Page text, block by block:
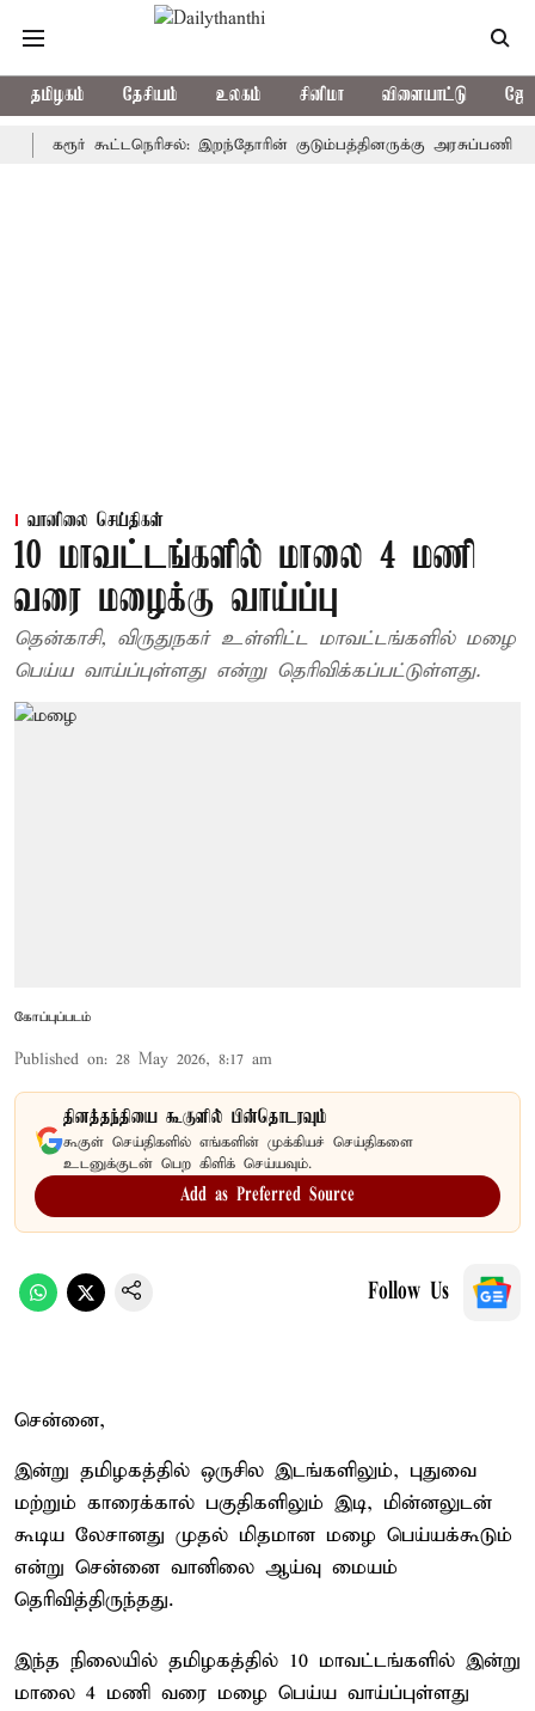
தமிழகம் தேசியம் உலகம் சினிமா விளையாட்டு
கரூர் கூட்டநெரிசல்: இறந்தோரின் குடும்பத்தினருக்கு அரசுப்பணி
வானிலை செய்திகள்
10 மாவட்டங்களில் மாலை 4 மணி
வரை மழைக்கு வாய்ப்பு
தென்காசி, விருதுநகர் உள்ளிட்ட மாவட்டங்களில் மழை
பெய்ய வாய்ப்புள்ளது என்று தெரிவிக்கப்பட்டுள்ளது.
கோப்புப்படம்
Published on: 28 May 2026, 8:17 am
தினத்தந்தியை கூகுளில் பின்தொடரவும்
கூகுள் செய்திகளில் எங்களின் முக்கியச் செய்திகளை
உடனுக்குடன் பெற கிளிக் செய்யவும்.
Add as Preferred Source
Follow Us
சென்னை,
இன்று தமிழகத்தில் ஒருசில இடங்களிலும், புதுவை
மற்றும் காரைக்கால் பகுதிகளிலும் இடி, மின்னலுடன்
கூடிய லேசானது முதல் மிதமான மழை பெய்யக்கூடும்
என்று சென்னை வானிலை ஆய்வு மையம்
தெரிவித்திருந்தது.
இந்த நிலையில் தமிழகத்தில் 10 மாவட்டங்களில் இன்று
மாலை 4 மணி வரை மழை பெய்ய வாய்ப்புள்ளது